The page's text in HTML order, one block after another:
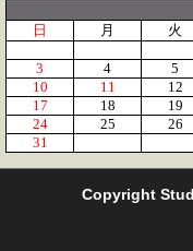
日
月 火
3
4 5
10
11 12
17
18 19
24
25 26
31
Copyright